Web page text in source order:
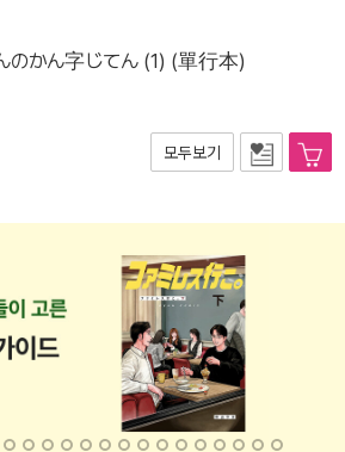
のかん字じてん (1) (單行本)
모두보기